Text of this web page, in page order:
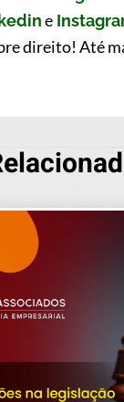
e
direito! Até